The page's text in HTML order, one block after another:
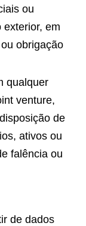
ou
exterior, em
obrigação
qualquer
venture,
de
ativos ou
falência ou
de dados